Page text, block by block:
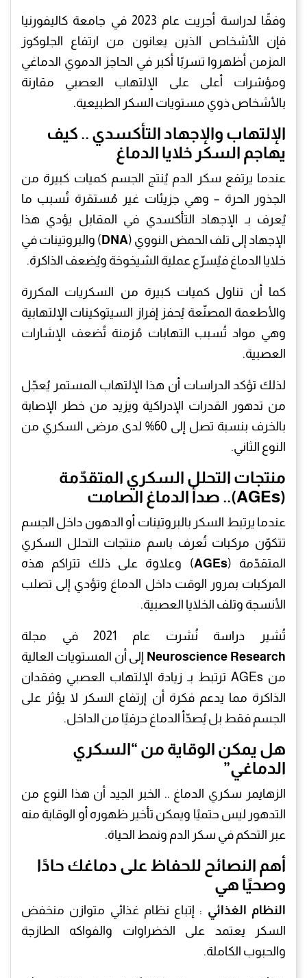
وفقًا لدراسة أجريت عام 2023 في جامعة كاليفورنيا
فإن الأشخاص الذين يعانون من ارتفاع الجلوكوز
المزمن أظهروا تسربًا أكبر في الحاجز الدموي الدماغي
ومؤشرات أعلى على الإلتهاب العصبي مقارنة
بالأشخاص ذوي مستويات السكر الطبيعية.
الإلتهاب والإجهاد التأكسدي .. كيف
يهاجم السكر خلايا الدماغ
عندما يرتفع سكر الدم يُنتج الجسم كميات كبيرة من
الجذور الحرة – وهي جزيئات غير مُستقرة تُسبب ما
يُعرف بـ الإجهاد التأكسدي في المقابل يؤدي هذا
الإجهاد إلى تلف الحمض النووي (DNA ) والبروتينات في
خلايا الدماغ فيُسرّع عملية الشيخوخة ويُضعف الذاكرة.
كما أن تناول كميات كبيرة من السكريات المكررة
والأطعمة المصنّعة يُحفز إفراز السيتوكينات الإلتهابية
وهي مواد تُسبب التهابات مُزمنة تُضعف الإشارات
العصبية.
لذلك تؤكد الدراسات أن هذا الإلتهاب المستمر يُعجّل
من تدهور القدرات الإدراكية ويزيد من خطر الإصابة
بالخرف بنسبة تصل إلى 60% لدى مرضى السكري من
النوع الثاني.
منتجات التحلل السكري المتقدّمة
(AGEs).. صدأ الدماغ الصامت
عندما يرتبط السكر بالبروتينات أو الدهون داخل الجسم
تتكوّن مركبات تُعرف باسم منتجات التحلل السكري
المتقدّمة (AGEs) وعلاوة على ذلك تتراكم هذه
المركبات بمرور الوقت داخل الدماغ وتؤدي إلى تصلب
الأنسجة وتلف الخلايا العصبية.
تُشير دراسة نُشرت عام 2021 في مجلة
Neuroscience Research إلى أن المستويات العالية
من AGEs ترتبط بـ زيادة الإلتهاب العصبي وفقدان
الذاكرة مما يدعم فكرة أن إرتفاع السكر لا يؤثر على
الجسم فقط بل يُصدّأ الدماغ حرفيًا من الداخل.
هل يمكن الوقاية من “السكري
الدماغي”
الزهايمر سكري الدماغ .. الخبر الجيد أن هذا النوع من
التدهور ليس حتميًا ويمكن تأخير ظهوره أو الوقاية منه
عبر التحكم في سكر الدم ونمط الحياة.
أهم النصائح للحفاظ على دماغك حادًا
وصحيًا هي
النظام الغذائي : إتباع نظام غذائي متوازن منخفض
السكر يعتمد على الخضراوات والفواكه الطازجة
والحبوب الكاملة.